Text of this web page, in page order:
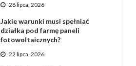
28 lipca, 2026
Jakie warunki musi spełniać
działka pod farmę paneli
fotowoltaicznych?
22 lipca, 2026